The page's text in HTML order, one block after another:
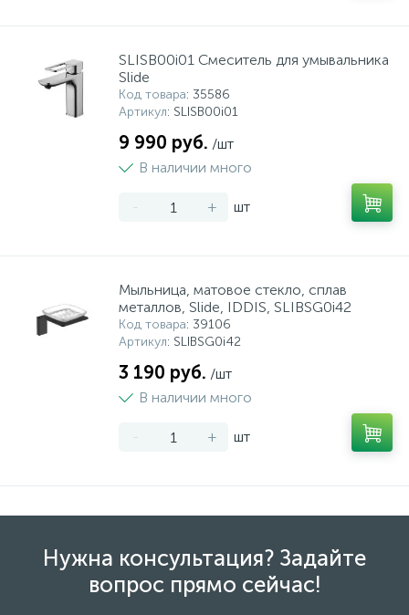
SLISB00i01 Смеситель для умывальника
Slide
Код товара: 35586
Артикул: SLISB00i01
9 990 руб. /шт
В наличии много
- + шт
Мыльница, матовое стекло, сплав
металлов, Slide, IDDIS, SLIBSG0i42
Код товара: 39106
Артикул: SLIBSG0i42
3 190 руб. /шт
В наличии много
- + шт
Нужна консультация? Задайте
вопрос прямо сейчас!